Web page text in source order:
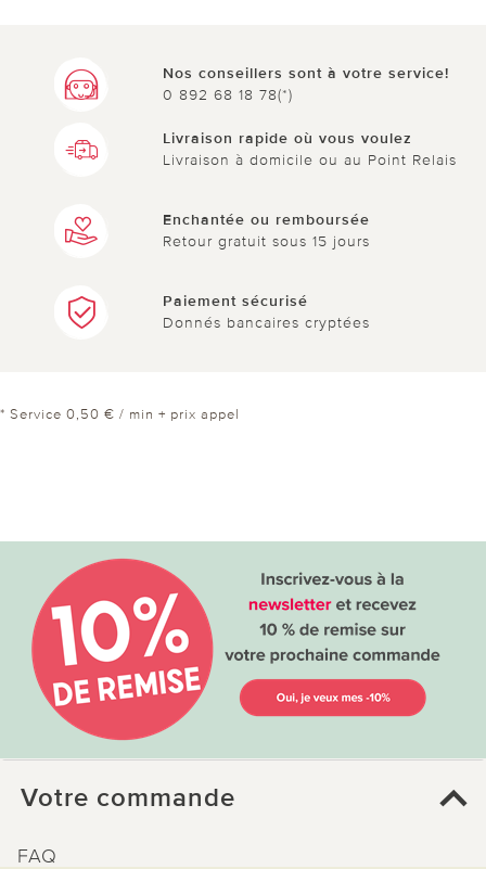
Nos conseillers sont à votre service!
0 892 68 18 78(*)
Livraison rapide où vous voulez
Livraison à domicile ou au Point Relais
Enchantée ou remboursée
Retour gratuit sous 15 jours
Paiement sécurisé
Donnés bancaires cryptées
* Service 0,50 € / min + prix appel
Votre commande
FAQ